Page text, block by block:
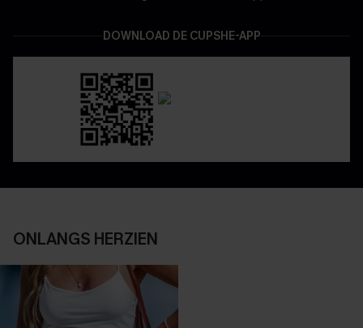
DOWNLOAD DE CUPSHE-APP
ONLANGS HERZIEN